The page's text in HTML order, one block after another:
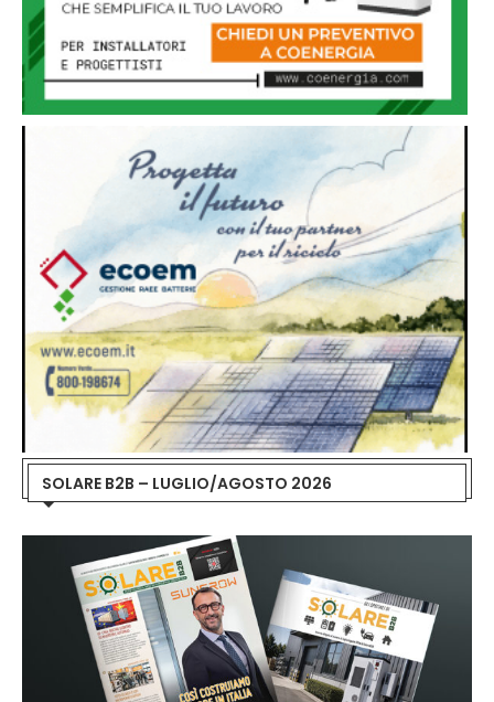
SOLARE B2B – LUGLIO/AGOSTO 2026